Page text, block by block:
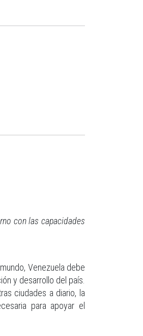
con las capacidades
Venezuela debe
y desarrollo del país.
ciudades a diario, la
para apoyar el